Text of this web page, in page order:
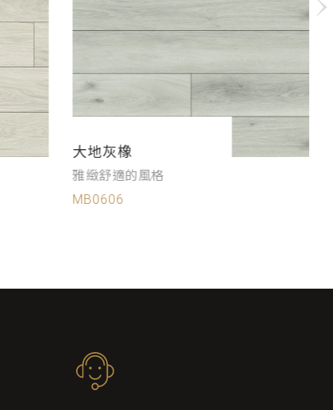
大地灰橡
雅緻舒適的風格
MB0606